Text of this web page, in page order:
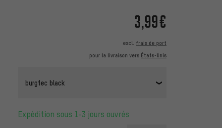
3,99€
excl. frais de port
pour la livraison vers États-Unis
burgtec black
Expédition sous 1-3 jours ouvrés